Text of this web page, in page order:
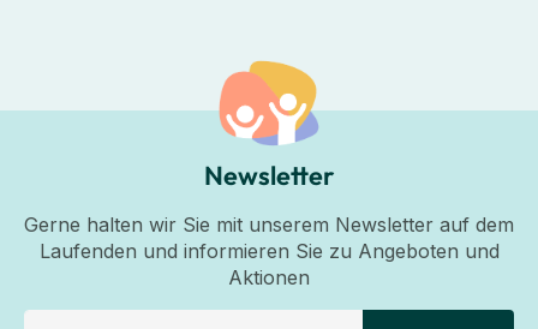
Newsletter
Gerne halten wir Sie mit unserem Newsletter auf dem
Laufenden und informieren Sie zu Angeboten und
Aktionen